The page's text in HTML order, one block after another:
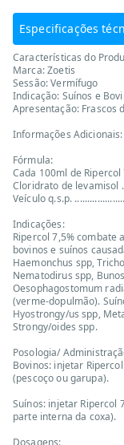
Especificações
Características do
Marca: Zoetis
Sessão: Vermífugo
Indicação: Suínos e
Apresentação: Frascos
Informações Adicionais:
Fórmula:
Cada 100ml de
Cloridrato de levamisol
Veículo q.s.p.
Indicações:
Ripercol 7,5% combate
bovinos e suínos
Haemonchus spp,
Nematodirus spp,
Oesophagostomum
(verme-dopulmão).
Hyostrongy/us spp,
Strongy/oides spp.
Posologia/
Bovinos: injetar
(pescoço ou garupa).
Suínos: injetar Ripercol
parte interna da coxa).
Dosagens: